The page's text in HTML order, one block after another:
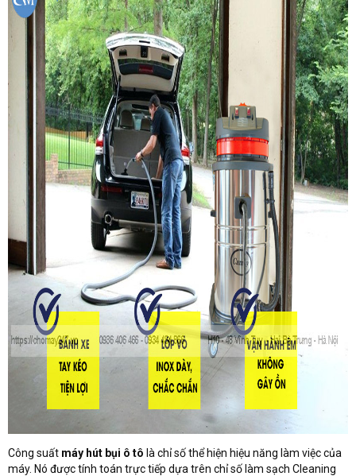
Công suất máy hút bụi ô tô là chỉ số thể hiện hiệu năng làm việc của
máy. Nó được tính toán trực tiếp dựa trên chỉ số làm sạch Cleaning